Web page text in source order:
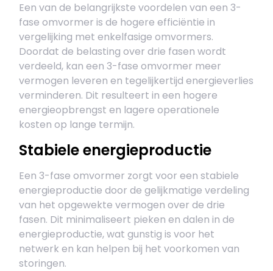
Een van de belangrijkste voordelen van een 3-
fase omvormer is de hogere efficiëntie in
vergelijking met enkelfasige omvormers.
Doordat de belasting over drie fasen wordt
verdeeld, kan een 3-fase omvormer meer
vermogen leveren en tegelijkertijd energieverlies
verminderen. Dit resulteert in een hogere
energieopbrengst en lagere operationele
kosten op lange termijn.
Stabiele energieproductie
Een 3-fase omvormer zorgt voor een stabiele
energieproductie door de gelijkmatige verdeling
van het opgewekte vermogen over de drie
fasen. Dit minimaliseert pieken en dalen in de
energieproductie, wat gunstig is voor het
netwerk en kan helpen bij het voorkomen van
storingen.